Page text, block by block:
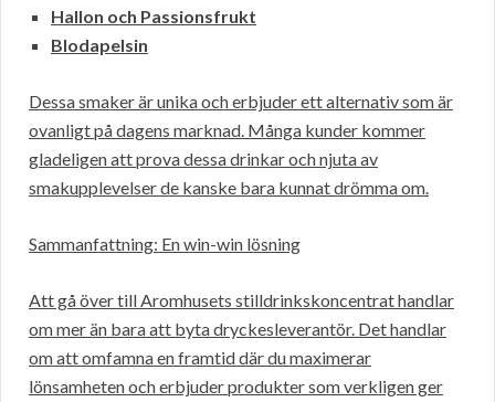
Hallon och Passionsfrukt
Blodapelsin
Dessa smaker är unika och erbjuder ett alternativ som är
ovanligt på dagens marknad. Många kunder kommer
gladeligen att prova dessa drinkar och njuta av
smakupplevelser de kanske bara kunnat drömma om.
Sammanfattning: En win-win lösning
Att gå över till Aromhusets stilldrinkskoncentrat handlar
om mer än bara att byta dryckesleverantör. Det handlar
om att omfamna en framtid där du maximerar
lönsamheten och erbjuder produkter som verkligen ger